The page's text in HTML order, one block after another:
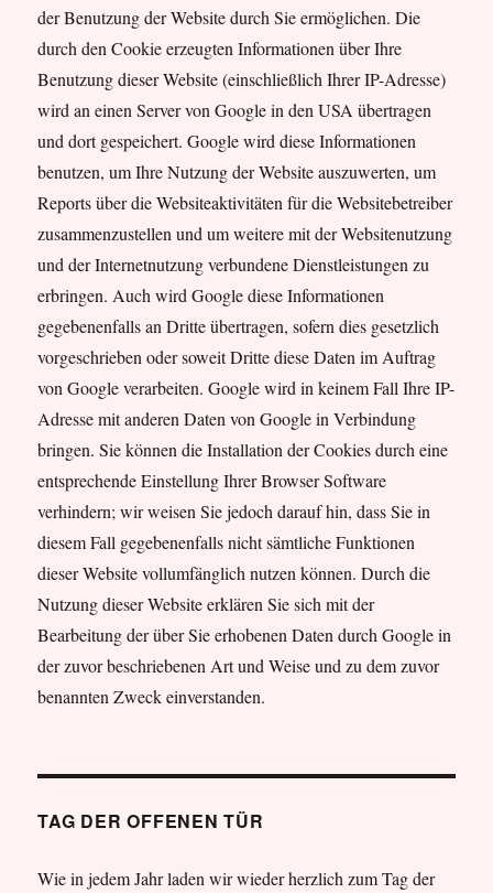
der Benutzung der Website durch Sie ermöglichen. Die
durch den Cookie erzeugten Informationen über Ihre
Benutzung dieser Website (einschließlich Ihrer IP-Adresse)
wird an einen Server von Google in den USA übertragen
und dort gespeichert. Google wird diese Informationen
benutzen, um Ihre Nutzung der Website auszuwerten, um
Reports über die Websiteaktivitäten für die Websitebetreiber
zusammenzustellen und um weitere mit der Websitenutzung
und der Internetnutzung verbundene Dienstleistungen zu
erbringen. Auch wird Google diese Informationen
gegebenenfalls an Dritte übertragen, sofern dies gesetzlich
vorgeschrieben oder soweit Dritte diese Daten im Auftrag
von Google verarbeiten. Google wird in keinem Fall Ihre IP-
Adresse mit anderen Daten von Google in Verbindung
bringen. Sie können die Installation der Cookies durch eine
entsprechende Einstellung Ihrer Browser Software
verhindern; wir weisen Sie jedoch darauf hin, dass Sie in
diesem Fall gegebenenfalls nicht sämtliche Funktionen
dieser Website vollumfänglich nutzen können. Durch die
Nutzung dieser Website erklären Sie sich mit der
Bearbeitung der über Sie erhobenen Daten durch Google in
der zuvor beschriebenen Art und Weise und zu dem zuvor
benannten Zweck einverstanden.
TAG DER OFFENEN TÜR
Wie in jedem Jahr laden wir wieder herzlich zum Tag der